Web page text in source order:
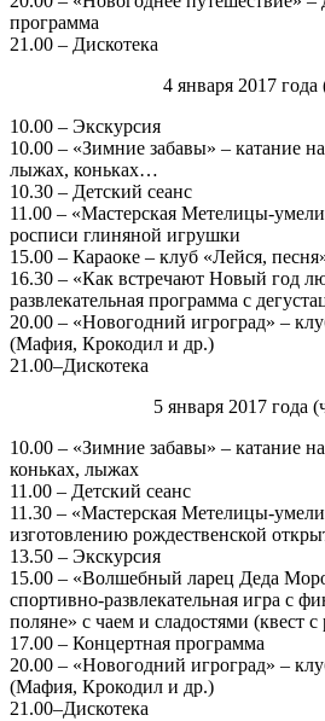
программа
21.00 – Дискотека
4 января 2017 года
10.00 – Экскурсия
10.00 – «Зимние забавы» – катание
лыжах, коньках…
10.30 – Детский сеанс
11.00 – «Мастерская Метелицы-
росписи глиняной игрушки
15.00 – Караоке – клуб «Лейся,
16.30 – «Как встречают Новый год
развлекательная программа с
20.00 – «Новогодний игроград» –
(Мафия, Крокодил и др.)
21.00–Дискотека
5 января 2017 года
10.00 – «Зимние забавы» – катание
коньках, лыжах
11.00 – Детский сеанс
11.30 – «Мастерская Метелицы-
изготовлению рождественской
13.50 – Экскурсия
15.00 – «Волшебный ларец Деда
спортивно-развлекательная игра с
поляне» с чаем и сладостями (квест
17.00 – Концертная программа
20.00 – «Новогодний игроград» –
(Мафия, Крокодил и др.)
21.00–Дискотека